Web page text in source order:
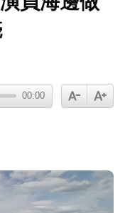
單車離家失聯 陳
首發文 遭酸「詐
小事！
布離開JYP 簽新東
00:00